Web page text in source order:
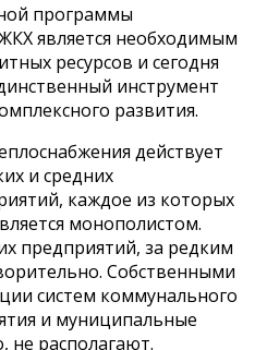
программы
является необходимым
ресурсов и сегодня
инструмент
развития.
действует
и средних
каждое из которых
монополистом.
предприятий, за редким
Собственными
систем коммунального
и муниципальные
не располагают.